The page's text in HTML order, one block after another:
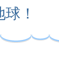
！